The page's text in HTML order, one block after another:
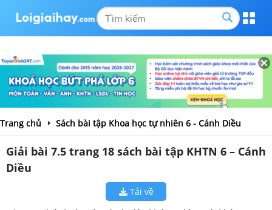
Trang chủ Sách bài tập Khoa học tự nhiên 6 - Cánh Diều
Giải bài 7.5 trang 18 sách bài tập KHTN 6 – Cánh
Diều
Tải về